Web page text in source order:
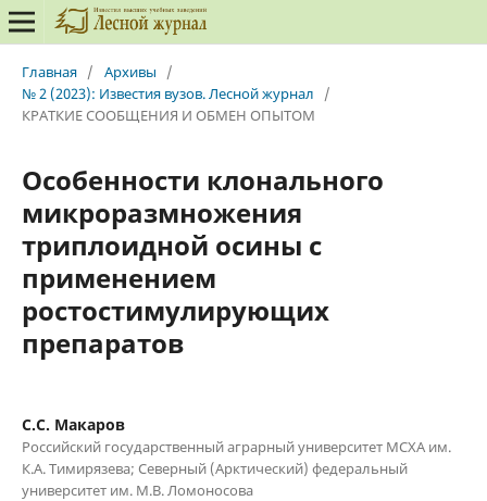
Главная / Архивы
/
№ 2 (2023): Известия вузов. Лесной журнал
/
КРАТКИЕ СООБЩЕНИЯ И ОБМЕН ОПЫТОМ
Особенности клонального
микроразмножения
триплоидной осины с
применением
ростостимулирующих
препаратов
С.С. Макаров
Российский государственный аграрный университет МСХА им.
К.А. Тимирязева; Северный (Арктический) федеральный
университет им. М.В. Ломоносова